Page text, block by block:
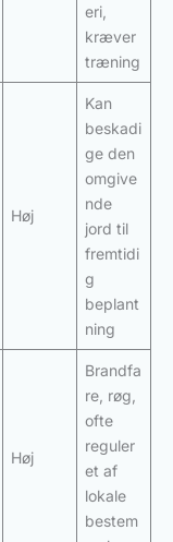
eri,
kræver
træning
Høj
Kan
beskadi
ge den
omgive
nde
jord til
fremtidi
g
beplant
ning
Høj
Brandfa
re, røg,
ofte
reguler
et af
lokale
bestem